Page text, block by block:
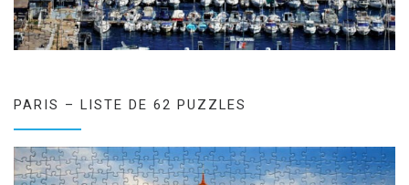
PARIS – LISTE DE 62 PUZZLES